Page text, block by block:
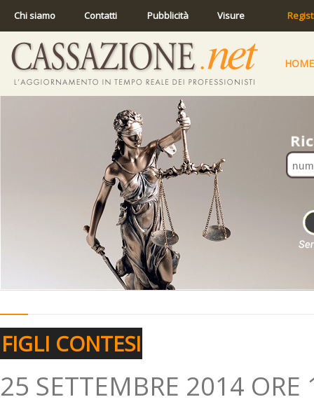
Chi siamo Contatti Pubblicità Visure
HOME
FIGLI CONTESI
25 SETTEMBRE 2014 ORE